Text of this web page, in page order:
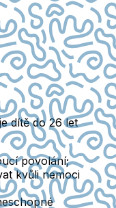
dítě do 26 let
povolání;
kvůlinemoci